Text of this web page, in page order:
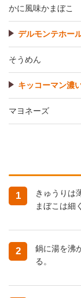
かに風味かまぼこ
デルモンテホー
そうめん
キッコーマン濃
マヨネーズ
1
きゅうりは
まぼこは細
2
鍋に湯を沸
る。